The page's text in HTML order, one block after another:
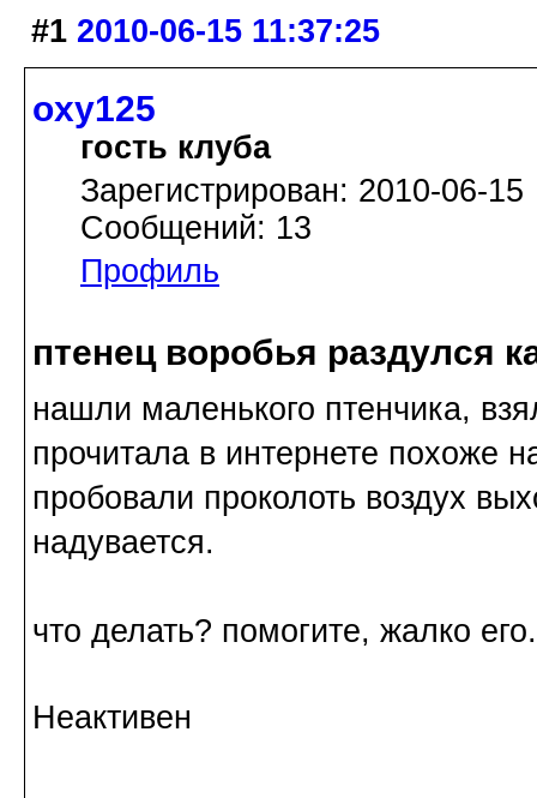
#1 2010-06-15 11:37:25
oxy125
гость клуба
Зарегистрирован: 2010-06-15
Сообщений: 13
Профиль
птенец воробья раздулся
нашли маленького птенчика,
прочитала в интернете похоже
пробовали проколоть воздух
надувается.
что делать? помогите, жалко
Неактивен